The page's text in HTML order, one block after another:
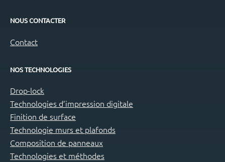
NOUS CONTACTER
Contact
NOS TECHNOLOGIES
Drop-lock
Technologies d’impression digitale
Finition de surface
Technologie murs et plafonds
Composition de panneaux
Technologies et méthodes